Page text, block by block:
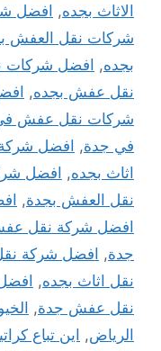
الاثاث بجده, افضل
شركات نقل العفش
بجده, افضل شركات
نقل عفش بجده,
شركات نقل عفش
في جدة, افضل
اثاث بجده, افضل
نقل العفش بجدة,
افضل شركة نقل
جدة, افضل شركة
نقل اثاث بجده,
نقل عفش جدة,
الرياض, اين تباع